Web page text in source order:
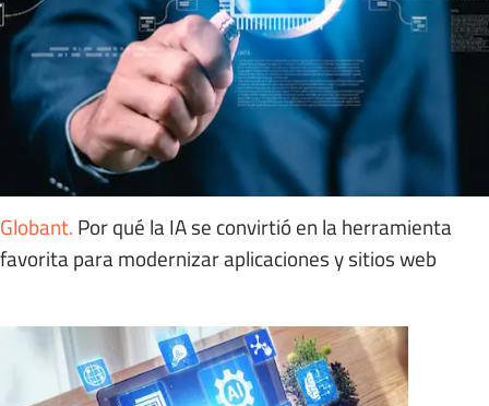
Globant. Por qué la IA se convirtió en la herramienta
favorita para modernizar aplicaciones y sitios web